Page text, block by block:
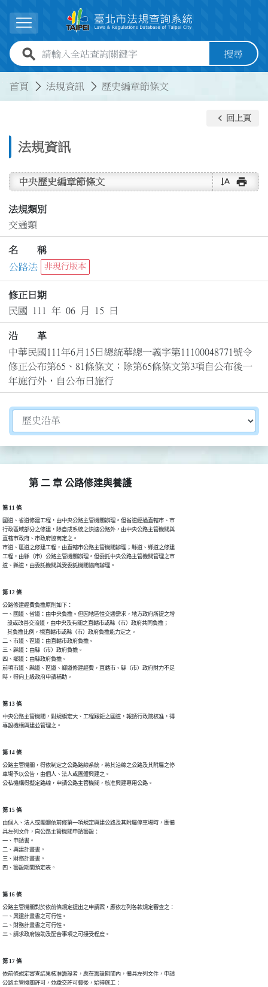
展開選單
全站查詢關鍵字欄位 搜尋
首頁 法規資訊 歷史編章節條文
法規資訊
keyboard_arrow_left 回上頁
中央歷史編章節條文 text_rotate_vertical print
法規類別
交通類
名 稱
公路法
非現行版本
修正日期
民國 111 年 06 月 15 日
沿 革
中華民國111年6月15日總統華總一義字第11100048771號令
修正公布第65、81條條文；除第65條條文第3項自公布後一
年施行外，自公布日施行
切換選擇法規資訊內容
第 二 章 公路修建與養護
第 11 條
國道、省道修建工程，由中央公路主管機關辦理。但省道經過直轄市、市
行政區域部分之修建，除自成系統之快速公路外，由中央公路主管機關與
直轄市政府、市政府協商定之。
市道、區道之修建工程，由直轄市公路主管機關辦理；縣道、鄉道之修建
工程，由縣（市）公路主管機關辦理。但委託中央公路主管機關管理之市
道、縣道，由委託機關與受委託機關協商辦理。
第 12 條
公路修建經費負擔原則如下：
一、國道、省道：由中央負擔。但因地區性交通需求，地方政府所提之增
    設或改善交流道，由中央及有關之直轄市或縣（市）政府共同負擔；
    其負擔比例，視直轄市或縣（市）政府負擔能力定之。
二、市道、區道：由直轄市政府負擔。
三、縣道：由縣（市）政府負擔。
四、鄉道：由縣政府負擔。
前項市道、縣道、區道、鄉道修建經費，直轄市、縣（市）政府財力不足
時，得向上級政府申請補助。
第 13 條
中央公路主管機關，對規模宏大、工程艱鉅之國道，報請行政院核准，得
專設機構興建並管理之。
第 14 條
公路主管機關，得依制定之公路路線系統，將其沿線之公路及其附屬之停
車場予以公告，由個人、法人或團體興建之。
公私機構得擬定路線，申請公路主管機關，核准興建專用公路。
第 15 條
由個人、法人或團體依前條第一項規定興建公路及其附屬停車場時，應備
具左列文件，向公路主管機關申請籌設：
一、申請書。
二、興建計畫書。
三、財務計畫書。
四、籌設期間預定表。
第 16 條
公路主管機關對於依前條規定提出之申請案，應依左列各款規定審查之：
一、興建計畫書之可行性。
二、財務計畫書之可行性。
三、請求政府協助及配合事項之可接受程度。
第 17 條
依前條規定審查結果核准籌設者，應在籌設期間內，備具左列文件，申請
公路主管機關許可，並繳交許可費後，始得施工：